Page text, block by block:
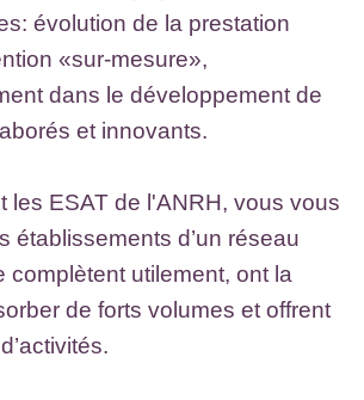
évolution de la prestation
«sur-mesure»,
dans le développement de
et innovants.
les ESAT de l'ANRH, vous vous
établissements d’un réseau
complètent utilement, ont la
de forts volumes et offrent